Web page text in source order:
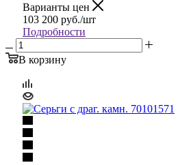
Варианты цен
103 200 руб./шт
Подробности
В корзину